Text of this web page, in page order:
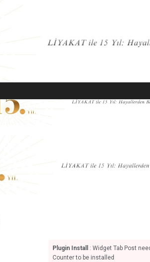
SANAT
Plugin Install
: Widget Tab Post
Counter to be installed